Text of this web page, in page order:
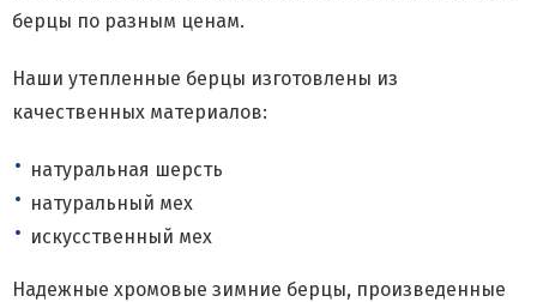
берцы по разным ценам.
Наши утепленные берцы изготовлены из
качественных материалов:
натуральная шерсть
натуральный мех
искусственный мех
Надежные хромовые зимние берцы, произведенные